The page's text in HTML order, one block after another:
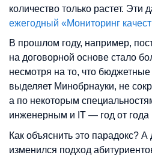
количество только растет. Эти
ежегодный «Мониторинг
В прошлом году, например,
на договорной основе стало
несмотря на то, что
выделяет Минобрнауки, не
а по некоторым
инженерным и IT — год от
Как объяснить это парадокс? А
изменился подход